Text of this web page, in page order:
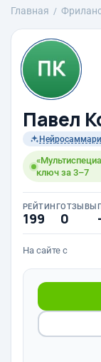
Главная
Павел
Нейросаммари
ключ за 3–7
РЕЙТИНГ
199
ОТЗЫВЫ
0 -
На сайте с